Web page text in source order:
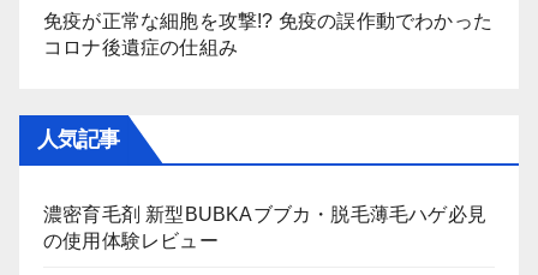
免疫が正常な細胞を攻撃!? 免疫の誤作動でわかった
コロナ後遺症の仕組み
人気記事
濃密育毛剤 新型BUBKAブブカ・脱毛薄毛ハゲ必見
の使用体験レビュー